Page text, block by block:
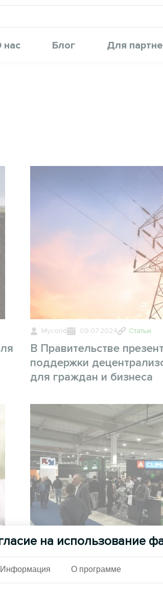
нас Блог Для
Mycond 09.07.2024 Статьи
В Правительстве
поддержки
для граждан и бизнеса
Mycond 28.03.2024
на использование
Информация О программе